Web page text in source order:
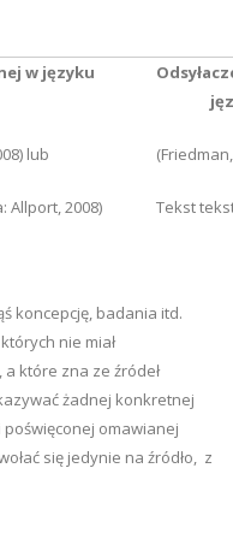
w języku
lub
Allport, 2008) Tekst
koncepcję, badania itd.
nie miał
które zna ze źródeł
żadnej konkretnej
omawianej
się jedynie na źródło, z